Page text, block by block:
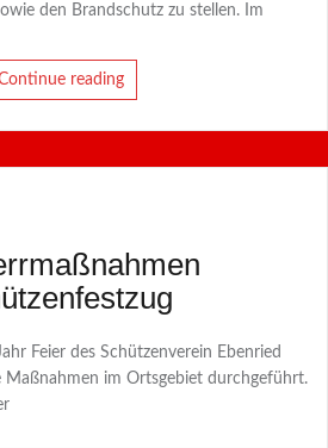
den Brandschutz zu stellen. Im
reading
Feier des Schützenverein Ebenried
Maßnahmen im Ortsgebiet durchgeführt.